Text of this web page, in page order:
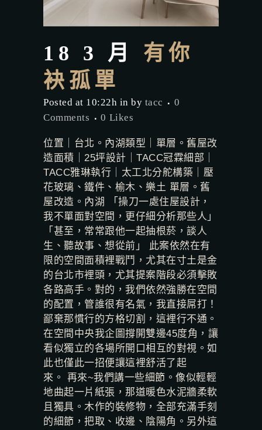
18 3 月
有你
袂孤單
Posted at 10:22h in by tacc
0
Comments
0 Likes
位置｜台北。內湖類型｜單層。舊屋改
造面積｜25坪設計｜TACC冠霖細部｜
TACC雅琳執行｜太工北分舵構築｜壓
花玻璃、鐵件、榆木、樂土 單層。舊
屋改造。內湖 「操刀一處住屋設計，
我不單面對空間，更仔細分析那些人」
「甚至，常常跟他一起抽根菸，談人
生、聽故事、想從前」 此案依然在有
限的空間面積裡戰鬥，尤其在寸土是金
的台北市裡頭，尤其提案階段必須擊敗
各路高手。對的，我們依然強勝在空間
的配置，管誰很有名氣，我直接屌打！
鄙棄那慣行的方格切割，這裡行不通。
在空間中央我企圖撐開雙邊45度角，讓
看似獨立的各場所開口相互的對視。如
此也僅此一招便讓這裡舒活了起
來。 再來~我們講一些細節。像似輕輕
地曲起一片紙張，那道暖色水泥牆柔軟
且獨具。木作的裝修物，全部充滿手刻
的細節，把取、收邊、陰陽角。另外這